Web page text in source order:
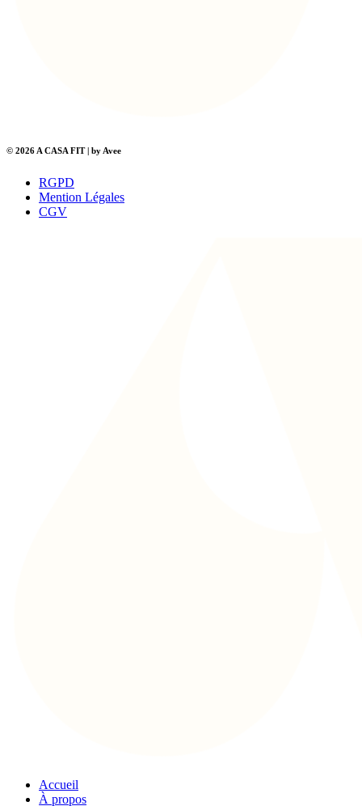
© 2026 A CASA FIT | by Avee
RGPD
Mention Légales
CGV
Accueil
À propos